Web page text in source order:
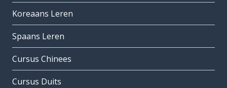
Koreaans Leren
Spaans Leren
Cursus Chinees
Cursus Duits